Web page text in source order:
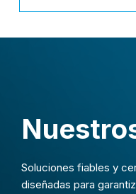
Soluciones fiables y
diseñadas para